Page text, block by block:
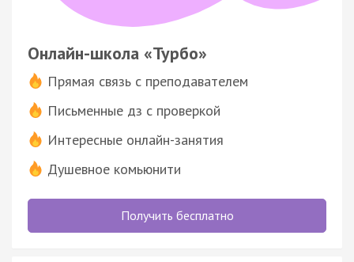
Онлайн-школа «Турбо»
Прямая связь с преподавателем
Письменные дз с проверкой
Интересные онлайн-занятия
Душевное комьюнити
Получить бесплатно